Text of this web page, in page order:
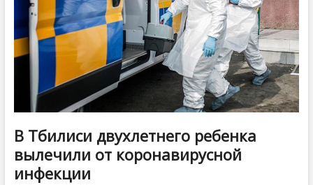
В Тбилиси двухлетнего ребенка
вылечили от коронавирусной
инфекции